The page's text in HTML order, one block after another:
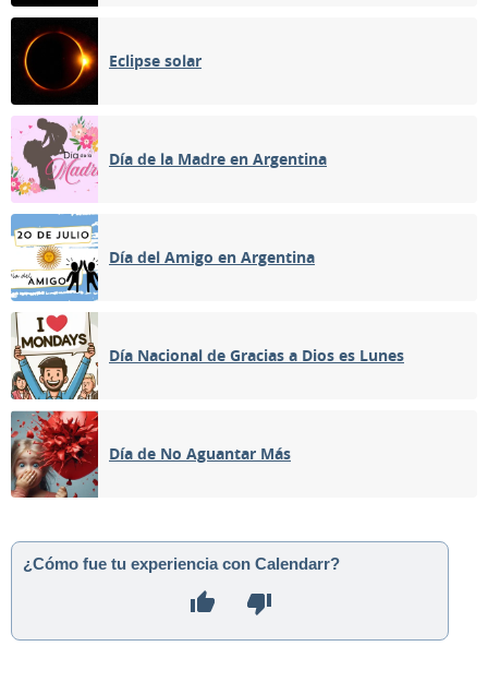
Eclipse solar
Día de la Madre en Argentina
Día del Amigo en Argentina
Día Nacional de Gracias a Dios es Lunes
Día de No Aguantar Más
¿Cómo fue tu experiencia con Calendarr?